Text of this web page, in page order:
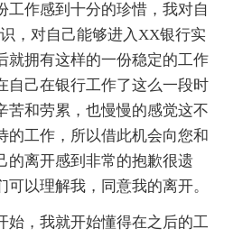
工作感到十分的珍惜，我对自
，对自己能够进入XX银行实
就拥有这样的一份稳定的工作
自己在银行工作了这么一段时
苦和劳累，也慢慢的感觉这不
的工作，所以借此机会向您和
的离开感到非常的抱歉很遗
以理解我，同意我的离开。
始，我就开始懂得在之后的工